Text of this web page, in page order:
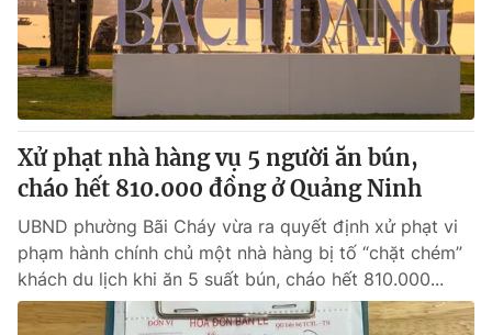
Thị trường 24h Tấm lòng Việt
VTV4 Vươn mình bằng AI
VTV9 VTV8
Liên hệ tòa soạn English
Xử phạt nhà hàng vụ 5 người ăn bún,
cháo hết 810.000 đồng ở Quảng Ninh
UBND phường Bãi Cháy vừa ra quyết định xử phạt vi
phạm hành chính chủ một nhà hàng bị tố “chặt chém”
khách du lịch khi ăn 5 suất bún, cháo hết 810.000...